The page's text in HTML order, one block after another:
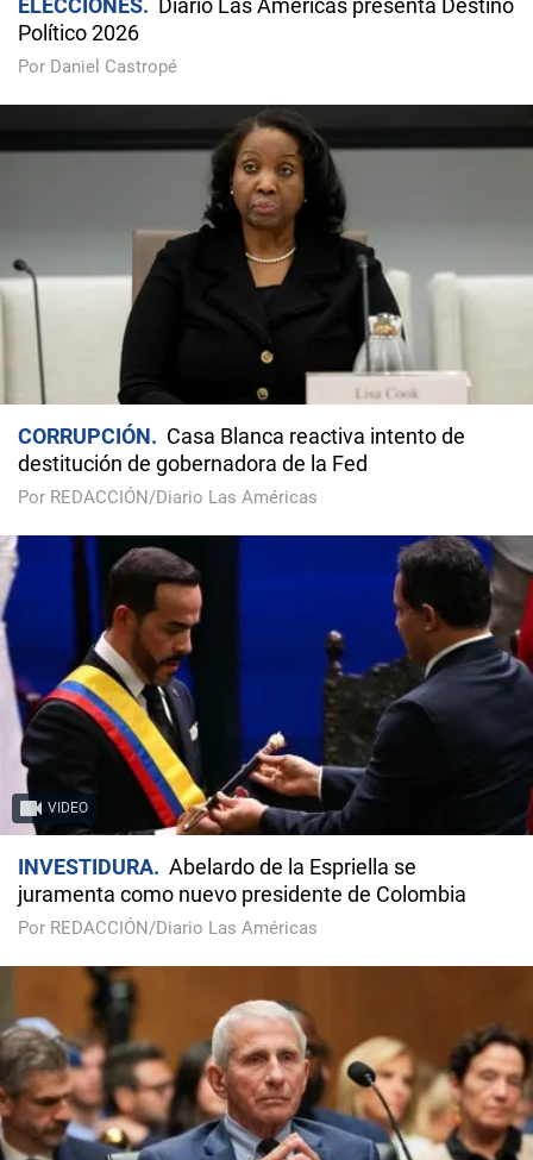
ELECCIONES
Diario Las Américas presenta Destino
Político 2026
Por Daniel Castropé
CORRUPCIÓN
Casa Blanca reactiva intento de
destitución de gobernadora de la Fed
Por REDACCIÓN/Diario Las Américas
VIDEO
INVESTIDURA
Abelardo de la Espriella se
juramenta como nuevo presidente de Colombia
Por REDACCIÓN/Diario Las Américas